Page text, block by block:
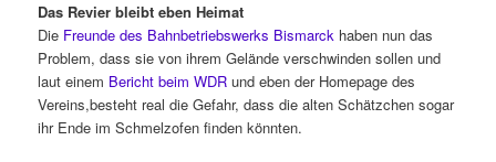
Das Revier bleibt eben Heimat
Die Freunde des Bahnbetriebswerks Bismarck haben nun das
Problem, dass sie von ihrem Gelände verschwinden sollen und
laut einem Bericht beim WDR und eben der Homepage des
Vereins,besteht real die Gefahr, dass die alten Schätzchen sogar
ihr Ende im Schmelzofen finden könnten.